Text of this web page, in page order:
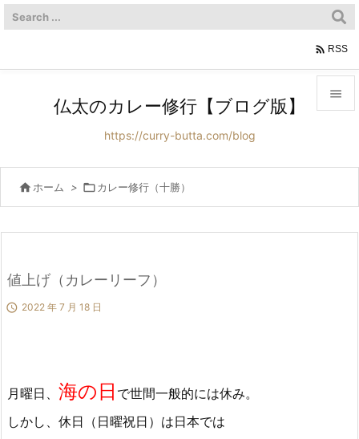



 RSS
仏太のカレー修行【ブログ版】
https://curry-butta.com/blog
 ホーム >  カレー修行（十勝）
値上げ（カレーリーフ）
 2022 年 7 月 18 日
月曜日、 海の日 で世間一般的には休み。
しかし、休日（日曜祝日）は日本では